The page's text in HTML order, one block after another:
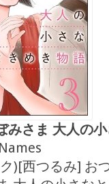
みさま 大人の
)[西つるみ] お